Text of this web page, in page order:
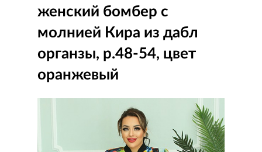
женский бомбер с
молнией Кира из дабл
органзы, р.48-54, цвет
оранжевый